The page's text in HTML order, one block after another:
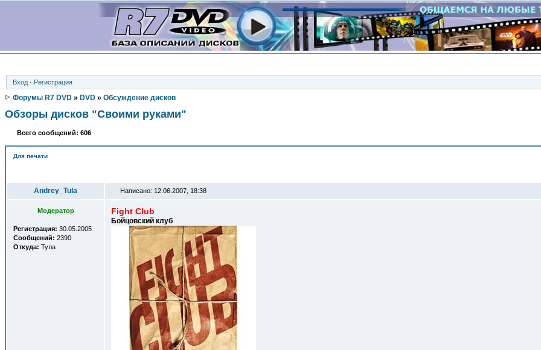
Вход · Регистрация
Форумы R7 DVD » DVD » Обсуждение дисков
Обзоры дисков "Своими руками"
Всего сообщений: 606
Для печати
Andrey_Tula Написано: 12.06.2007, 18:38
Модератор
Регистрация: 30.05.2005
Сообщений: 2390
Откуда: Тула
Fight Club
Бойцовский клуб